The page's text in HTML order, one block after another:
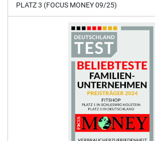
PLATZ 3 (FOCUS MONEY 09/25)